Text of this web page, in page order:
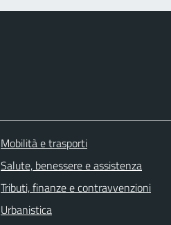
Mobilità e trasporti
Salute, benessere e assistenza
Tributi, finanze e contravvenzioni
Urbanistica